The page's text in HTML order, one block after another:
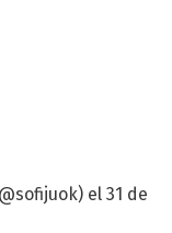
el 31 de